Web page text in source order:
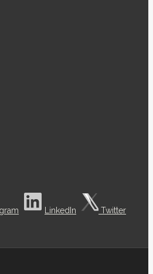
LinkedIn Twitter